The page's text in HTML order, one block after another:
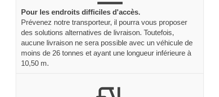
Pour les endroits difficiles d'accès.
Prévenez notre transporteur, il pourra vous proposer
des solutions alternatives de livraison. Toutefois,
aucune livraison ne sera possible avec un véhicule de
moins de 26 tonnes et ayant une longueur inférieure à
10,50 m.